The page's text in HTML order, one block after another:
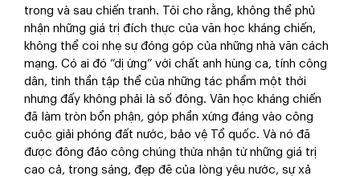
trong và sau chiến tranh. Tôi cho rằng, không thể phủ
nhận những giá trị đích thực của văn học kháng chiến,
không thể coi nhẹ sự đóng góp của những nhà văn cách
mạng. Có ai đó “dị ứng” với chất anh hùng ca, tính công
dân, tinh thần tập thể của những tác phẩm một thời
nhưng đấy không phải là số đông. Văn học kháng chiến
đã làm tròn bổn phận, góp phần xứng đáng vào công
cuộc giải phóng đất nước, bảo vệ Tổ quốc. Và nó đã
được đông đảo công chúng thừa nhận từ những giá trị
cao cả, trong sáng, đẹp đẽ của lòng yêu nước, sự xả